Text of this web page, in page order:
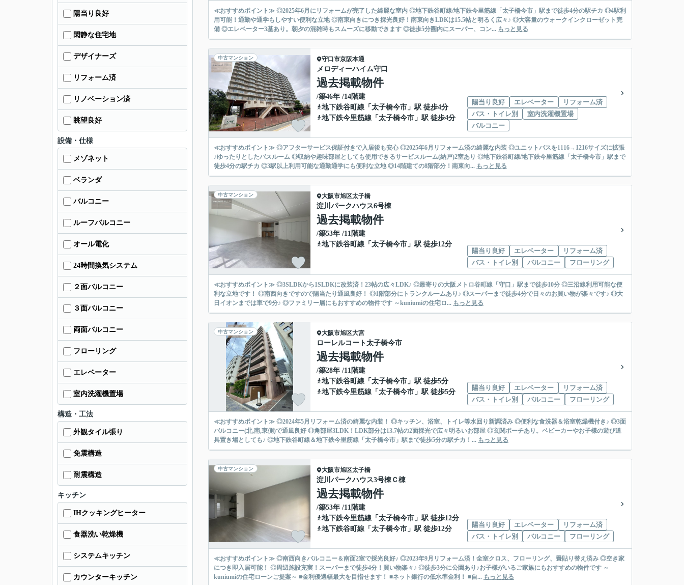
≪おすすめポイント≫ ◎2025年6月にリフォームが完了した綺麗な室内 ◎地下鉄谷町線/地下鉄今里筋線「太子橋今市」駅まで徒歩4分の駅チカ ◎4駅利
用可能！通勤や通学もしやすい便利な立地 ◎南東向きにつき採光良好！南東向きLDKは15.5帖と明るく広々♪ ◎大容量のウォークインクローゼット完
備 ◎エレベーター3基あり。朝夕の混雑時もスムーズに移動できます ◎徒歩5分圏内にスーパー、コン... もっと見る
中古マンション 守口市京阪本通
メロディーハイム守口
過去掲載物件
/築46年 /14階建
地下鉄谷町線 「 太子橋今市 」駅 徒歩4分
地下鉄今里筋線 「 太子橋今市 」駅 徒歩4分
陽当り良好 エレベーター
リフォーム済
バス・トイレ別
室内洗濯機置場
バルコニー
≪おすすめポイント≫ ◎アフターサービス保証付きで入居後も安心 ◎2025年6月リフォーム済の綺麗な内装 ◎ユニットバスを1116→1216サイズに拡張
♪ゆったりとしたバスルーム ◎収納や趣味部屋としても使用できるサービスルーム(納戸)2室あり ◎地下鉄谷町線/地下鉄今里筋線「太子橋今市」駅まで
徒歩4分の駅チカ ◎3駅以上利用可能な通勤通学にも便利な立地 ◎14階建ての8階部分！南東向... もっと見る
中古マンション 大阪市旭区太子橋
淀川パークハウス6号棟
過去掲載物件
/築53年 /11階建
地下鉄谷町線 「 太子橋今市 」駅 徒歩12分
陽当り良好
エレベーター
リフォーム済
バス・トイレ別
バルコニー フローリング
≪おすすめポイント≫ ◎3SLDKから1SLDKに改装済！23帖の広々LDK♪ ◎最寄りの大阪メトロ谷町線「守口」駅まで徒歩10分 ◎三沿線利用可能な便
利な立地です！ ◎南西向きですので陽当たり通風良好！ ◎1階部分にトランクルームあり♪ ◎スーパーまで徒歩4分で日々のお買い物が楽々です♪ ◎大
日イオンまでは車で9分♪ ◎ファミリー層にもおすすめの物件です ～kuniumiの住宅ロ... もっと見る
中古マンション 大阪市旭区大宮
ローレルコート太子橋今市
過去掲載物件
/築28年 /11階建
地下鉄谷町線 「 太子橋今市 」駅 徒歩5分
地下鉄今里筋線 「 太子橋今市 」駅 徒歩5分
陽当り良好 エレベーター
リフォーム済
バス・トイレ別
バルコニー フローリング
≪おすすめポイント≫ ◎2024年5月リフォーム済の綺麗な内装！ ◎キッチン、浴室、トイレ等水回り新調済み ◎便利な食洗器＆浴室乾燥機付き♪ ◎3面
バルコニー(北,南,東側)で通風良好 ◎角部屋3LDK！LDK部分は13.7帖の2面採光で広々明るいお部屋 ◎玄関ポーチあり。ベビーカーやお子様の遊び道
具置き場としても♪ ◎地下鉄谷町線＆地下鉄今里筋線「太子橋今市」駅まで徒歩5分の駅チカ！... もっと見る
中古マンション 大阪市旭区太子橋
淀川パークハウス3号棟Ｃ棟
過去掲載物件
/築53年 /11階建
地下鉄今里筋線 「 太子橋今市 」駅 徒歩12分
地下鉄谷町線 「 太子橋今市 」駅 徒歩12分
陽当り良好 エレベーター
リフォーム済
バス・トイレ別
バルコニー フローリング
≪おすすめポイント≫ ◎南西向きバルコニー＆南面2室で採光良好♪ ◎2023年9月リフォーム済！全室クロス、フローリング、畳貼り替え済み ◎空き家
につき即入居可能！ ◎周辺施設充実！スーパーまで徒歩4分！買い物楽々♪ ◎徒歩3分に公園あり♪お子様がいるご家族にもおすすめの物件です ～
kuniumiの住宅ローンご提案～ ■金利優遇幅最大を目指せます！ ■ネット銀行の低水準金利！ ■自... もっと見る
陽当り良好
閑静な住宅地
デザイナーズ
リフォーム済
リノベーション済
眺望良好
設備・仕様
メゾネット
ベランダ
バルコニー
ルーフバルコニー
オール電化
24時間換気システム
２面バルコニー
３面バルコニー
両面バルコニー
フローリング
エレベーター
室内洗濯機置場
構造・工法
外観タイル張り
免震構造
耐震構造
キッチン
IHクッキングヒーター
食器洗い乾燥機
システムキッチン
カウンターキッチン